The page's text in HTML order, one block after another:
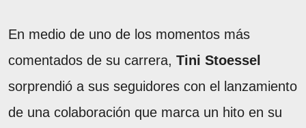
En medio de uno de los momentos más
comentados de su carrera, Tini Stoessel
sorprendió a sus seguidores con el lanzamiento
de una colaboración que marca un hito en su